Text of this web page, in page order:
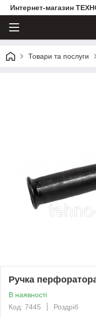
Интернет-магазин
Товари та послуги
Ручка
В наявності
Код: 7445
Роздріб